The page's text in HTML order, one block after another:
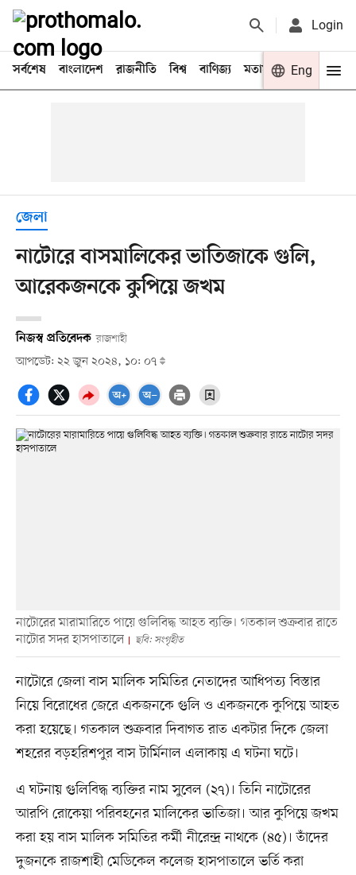
Login
সর্বশেষ বাংলাদেশ রাজনীতি বিশ্ব বাণিজ্য মতামত খেলা
Eng
জেলা
নাটোরে বাসমালিকের ভাতিজাকে গুলি,
আরেকজনকে কুপিয়ে জখম
নিজস্ব প্রতিবেদক রাজশাহী
আপডেট: ২২ জুন ২০২৪, ১০: ০৭
নাটোরের মারামারিতে পায়ে গুলিবিদ্ধ আহত ব্যক্তি। গতকাল শুক্রবার রাতে
নাটোর সদর হাসপাতালে
ছবি: সংগৃহীত
নাটোরে জেলা বাস মালিক সমিতির নেতাদের আধিপত্য বিস্তার
নিয়ে বিরোধের জেরে একজনকে গুলি ও একজনকে কুপিয়ে আহত
করা হয়েছে। গতকাল শুক্রবার দিবাগত রাত একটার দিকে জেলা
শহরের বড়হরিশপুর বাস টার্মিনাল এলাকায় এ ঘটনা ঘটে।
এ ঘটনায় গুলিবিদ্ধ ব্যক্তির নাম সুবেল (২৭)। তিনি নাটোরের
আরপি রোকেয়া পরিবহনের মালিকের ভাতিজা। আর কুপিয়ে জখম
করা হয় বাস মালিক সমিতির কর্মী নীরেন্দ্র নাথকে (৪৫)। তাঁদের
দুজনকে রাজশাহী মেডিকেল কলেজ হাসপাতালে ভর্তি করা